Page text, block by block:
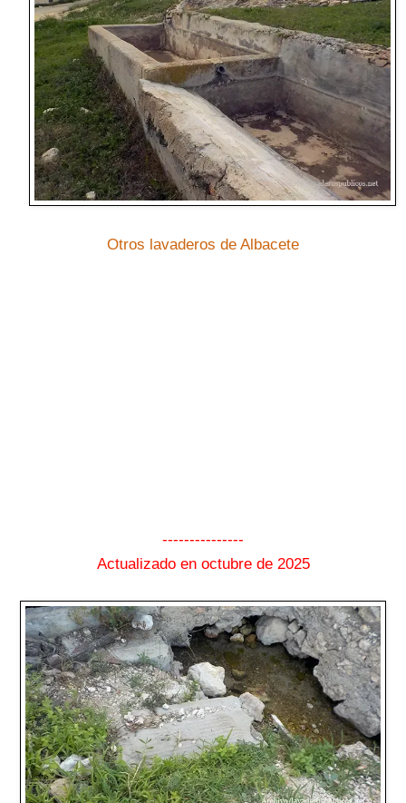
Otros lavaderos de Albacete
---------------
Actualizado en octubre de 2025